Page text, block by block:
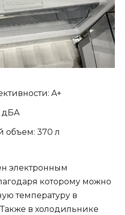
A+
дБА
объем: 370 л
электронным
которому можно
температуру в
в холодильнике